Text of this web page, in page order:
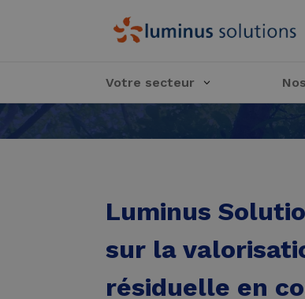
Votre secteur
Luminus
sur la
résiduelle en